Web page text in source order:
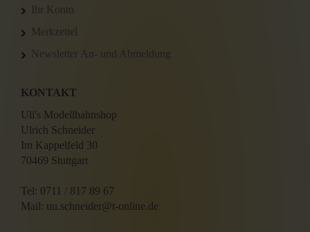
Ihr Konto
Merkzettel
Newsletter An- und Abmeldung
KONTAKT
Uli's Modellbahnshop
Ulrich Schneider
Im Kappelfeld 30
70469 Stuttgart
Tel: 0711 / 817 89 67
Mail: uu.schneider@t-online.de